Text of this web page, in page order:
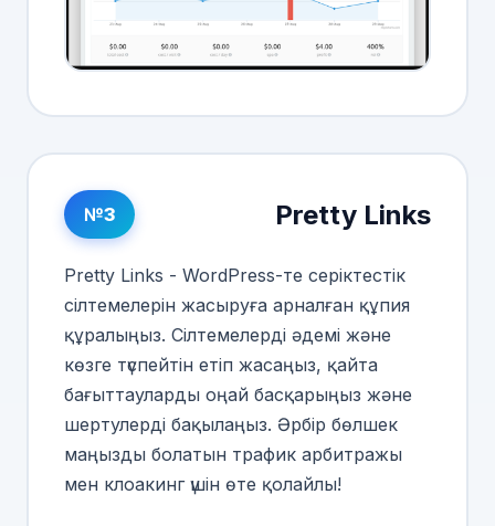
№3 Pretty Links
Pretty Links - WordPress-те серіктестік
сілтемелерін жасыруға арналған құпия
құралыңыз. Сілтемелерді әдемі және
көзге түспейтін етіп жасаңыз, қайта
бағыттауларды оңай басқарыңыз және
шертулерді бақылаңыз. Әрбір бөлшек
маңызды болатын трафик арбитражы
мен клоакинг үшін өте қолайлы!